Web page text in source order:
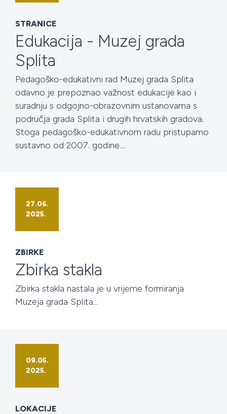
STRANICE
Edukacija - Muzej grada
Splita
Pedagoško-edukativni rad Muzej grada Splita
odavno je prepoznao važnost edukacije kao i
suradnju s odgojno-obrazovnim ustanovama s
područja grada Splita i drugih hrvatskih gradova.
Stoga pedagoško-edukativnom radu pristupamo
sustavno od 2007. godine....
27.06.
2025.
ZBIRKE
Zbirka stakla
Zbirka stakla nastala je u vrijeme formiranja
Muzeja grada Splita...
09.05.
2025.
LOKACIJE